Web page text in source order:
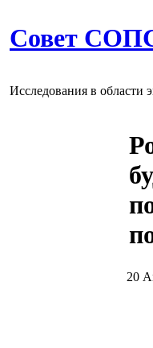
Совет
Исследования в области
20